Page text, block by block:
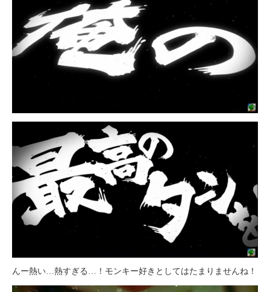
んー熱い…熱すぎる…！モンキー好きとしてはたまりませんね！